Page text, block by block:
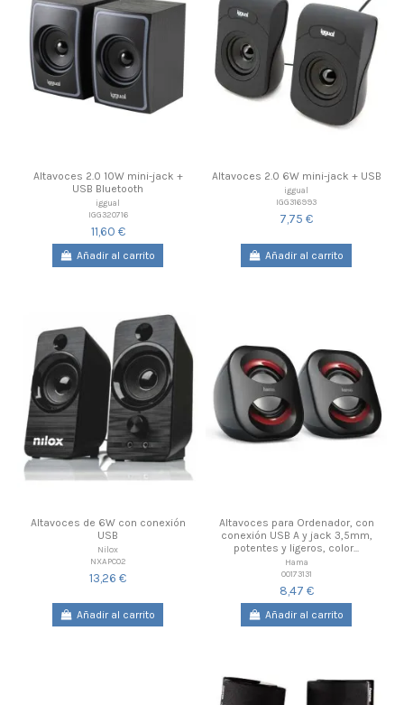
Altavoces 2.0 10W mini-jack +
USB Bluetooth
iggual
IGG320716
11,60 €
Añadir al carrito
Altavoces 2.0 6W mini-jack + USB
iggual
IGG316993
7,75 €
Añadir al carrito
Altavoces de 6W con conexión
USB
Nilox
NXAPC02
13,26 €
Añadir al carrito
Altavoces para Ordenador, con
conexión USB A y jack 3,5mm,
potentes y ligeros, color...
Hama
00173131
8,47 €
Añadir al carrito